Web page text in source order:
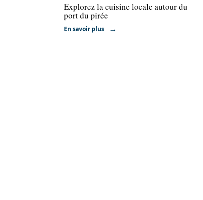
Explorez la cuisine locale autour du
port du pirée
En savoir plus